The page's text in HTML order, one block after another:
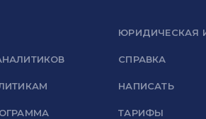
ЮРИДИЧЕСКАЯ
СПРАВКА
НАПИСАТЬ
ТАРИФЫ